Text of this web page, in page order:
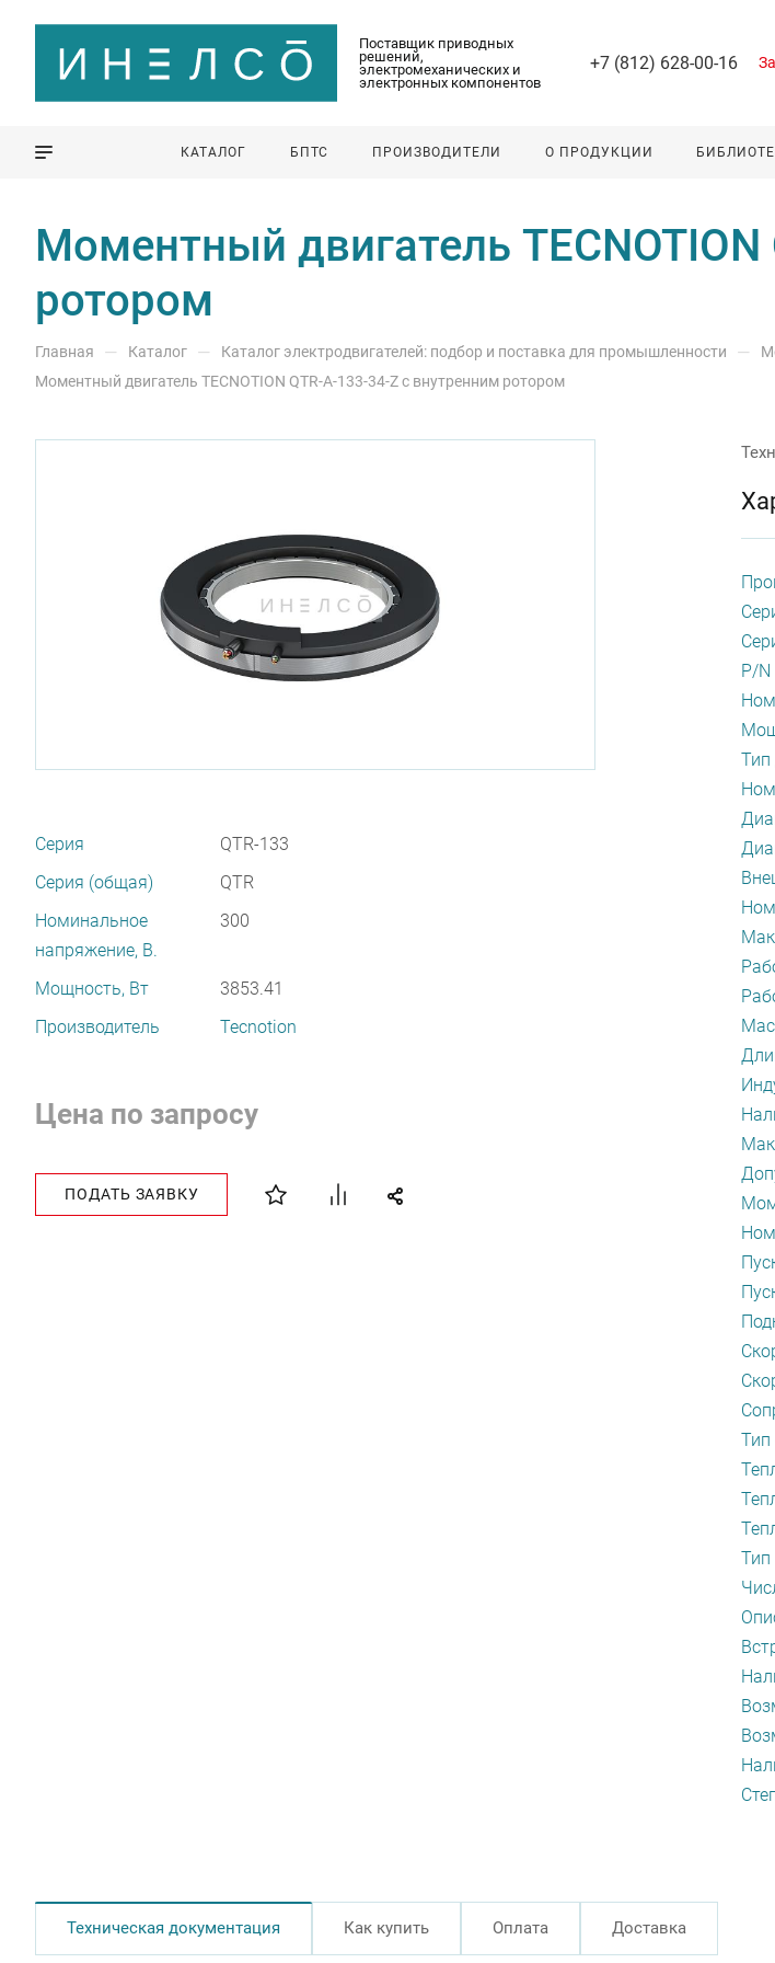
Поставщик приводных
решений,
электромеханических и
электронных компонентов
+7 (812) 628-00-16
КАТАЛОГ БПТС ПРОИЗВОДИТЕЛИ О ПРОДУКЦИИ
Моментный двигатель
ротором
Главная — Каталог — Каталог электродвигателей: подбор и поставка для промышленности —
Моментный двигатель TECNOTION QTR-A-133-34-Z с внутренним ротором
Серия
QTR-133
Серия (общая)
QTR
Номинальное
напряжение, В.
300
Мощность, Вт
3853.41
Производитель
Tecnotion
Цена по запросу
ПОДАТЬ ЗАЯВКУ
P/N
Тип
Тип
Тип
Техническая документация Как купить Оплата Доставка